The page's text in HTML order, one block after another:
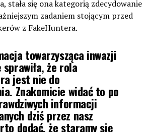
stała się ona kategorią zdecydowanie
zadaniem stojącym przed
z FakeHuntera.
towarzysząca inwazji
że rola
jest nie do
Znakomicie widać to po
informacji
dziś przez nasz
dodać, że staramy się